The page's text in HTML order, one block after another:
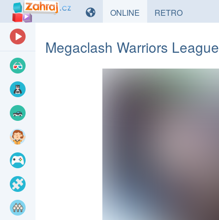
ONLINE HRYRETROHRY
Megaclash Warriors League